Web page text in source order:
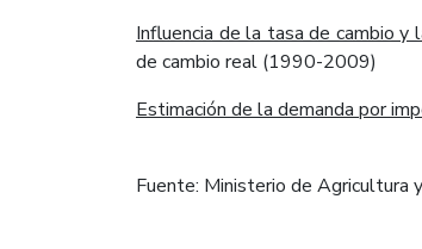
Influencia de la tasa de cambio y
de cambio real (1990-2009)
Estimación de la demanda por
Fuente: Ministerio de Agricultura